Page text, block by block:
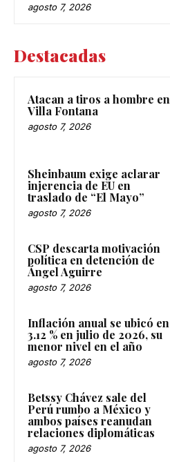
agosto 7, 2026
Destacadas
Atacan a tiros a hombre en
Villa Fontana
agosto 7, 2026
Sheinbaum exige aclarar
injerencia de EU en
traslado de “El Mayo”
agosto 7, 2026
CSP descarta motivación
política en detención de
Ángel Aguirre
agosto 7, 2026
Inflación anual se ubicó en
3.12 % en julio de 2026, su
menor nivel en el año
agosto 7, 2026
Betssy Chávez sale del
Perú rumbo a México y
ambos países reanudan
relaciones diplomáticas
agosto 7, 2026